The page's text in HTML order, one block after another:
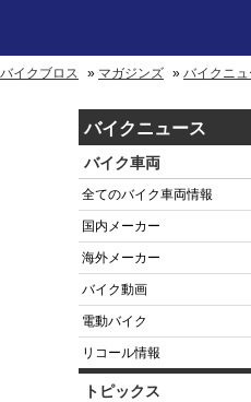
バイクブロス マガジンズ バイクニュ
バイクニュース
バイク車両
全てのバイク車両情報
国内メーカー
海外メーカー
バイク動画
電動バイク
リコール情報
トピックス